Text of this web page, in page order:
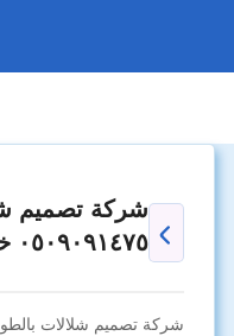
شركة تصميم
٠٥٠٩٠٩١٤٧٥ خصم 30% شركة الصفوة
شركة تصميم شلالات